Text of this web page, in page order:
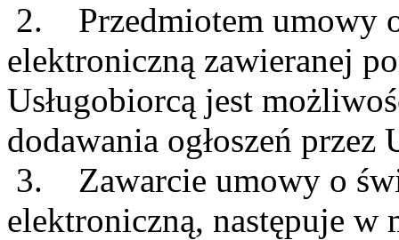
2. Przedmiotem umowy
elektroniczną zawieranej
Usługobiorcą jest
dodawania ogłoszeń przez
3. Zawarcie umowy o
elektroniczną, następuje w